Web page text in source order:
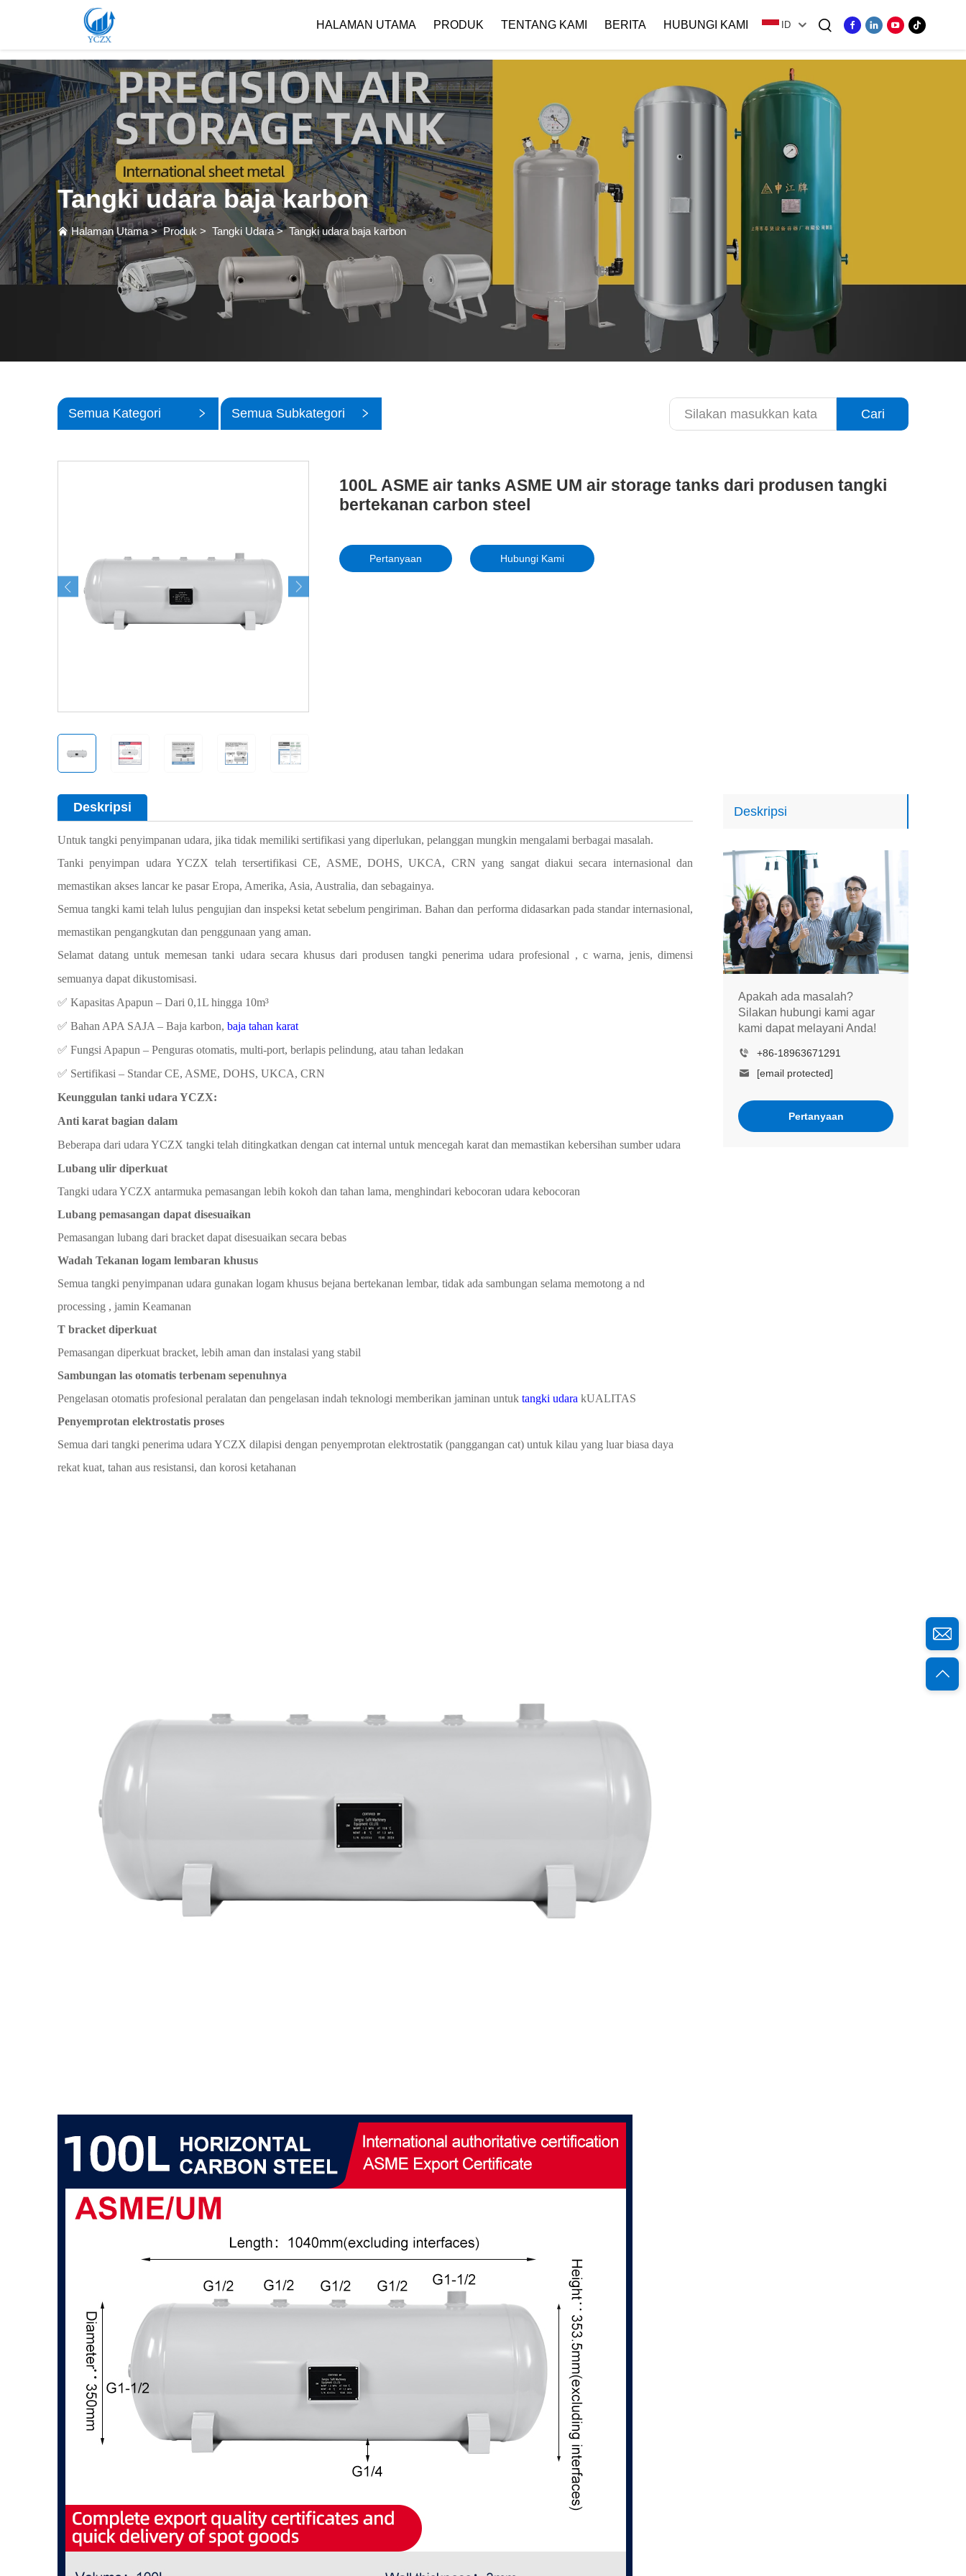
var images = document.getElementsByTagName('img'); for (var i = 0; i < images.length; i++) { if (!images[i].getAttribute('alt')) { images[i].setAttribute('alt', ''); } }
HALAMAN UTAMA PRODUK TENTANG KAMI
Profil Perusahaan
BERITA HUBUNGI KAMI ID
Tangki udara baja karbon
Halaman Utama>Produk > Tangki Udara>Tangki udara baja karbon
Semua Kategori Semua Subkategori Cari
100L ASME air tanks ASME UM air storage tanks dari produsen tangki
bertekanan carbon steel
Pertanyaan Hubungi Kami
Deskripsi
Apakah ada masalah?
Silakan hubungi kami agar
kami dapat melayani Anda!
+86-18963671291
[email protected]
Pertanyaan
Deskripsi
Untuk tangki penyimpanan udara, jika tidak memiliki sertifikasi yang diperlukan, pelanggan mungkin mengalami berbagai masalah.
Tanki penyimpan udara YCZX telah tersertifikasi CE, ASME, DOHS, UKCA, CRN yang sangat diakui secara internasional dan
memastikan akses lancar ke pasar Eropa, Amerika, Asia, Australia, dan sebagainya.
Semua tangki kami telah lulus pengujian dan inspeksi ketat sebelum pengiriman. Bahan dan performa didasarkan pada standar internasional,
memastikan pengangkutan dan penggunaan yang aman.
Selamat datang untuk memesan tanki udara secara khusus dari produsen tangki penerima udara profesional , c warna, jenis, dimensi
semuanya dapat dikustomisasi.
✅ ​​Kapasitas Apapun​​ – Dari 0,1L hingga 10m³
✅ ​​Bahan APA SAJA​​ – Baja karbon, baja tahan karat
✅ ​​Fungsi Apapun​​ – Penguras otomatis, multi-port, berlapis pelindung, atau tahan ledakan
✅ ​​Sertifikasi​​ – Standar CE, ASME, DOHS, UKCA, CRN
Keunggulan tanki udara YCZX:
Anti karat bagian dalam
Beberapa dari udara YCZX tangki telah ditingkatkan dengan cat internal untuk mencegah karat dan memastikan kebersihan sumber udara
Lubang ulir diperkuat
Tangki udara YCZX antarmuka pemasangan lebih kokoh dan tahan lama, menghindari kebocoran udara kebocoran
Lubang pemasangan dapat disesuaikan
Pemasangan lubang dari bracket dapat disesuaikan secara bebas
Wadah Tekanan logam lembaran khusus
Semua tangki penyimpanan udara gunakan logam khusus bejana bertekanan lembar, tidak ada sambungan selama memotong a nd
processing , jamin Keamanan
T bracket diperkuat
Pemasangan diperkuat bracket, lebih aman dan instalasi yang stabil
Sambungan las otomatis terbenam sepenuhnya
Pengelasan otomatis profesional peralatan dan pengelasan indah teknologi memberikan jaminan untuk tangki udara kUALITAS
Penyemprotan elektrostatis proses
Semua dari tangki penerima udara YCZX dilapisi dengan penyemprotan elektrostatik (panggangan cat) untuk kilau yang luar biasa daya
rekat kuat, tahan aus resistansi, dan korosi ketahanan